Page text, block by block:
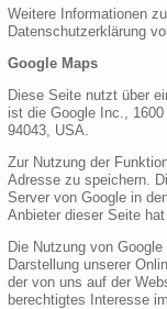
Weitere Informationen
Datenschutzerklärung
Google Maps
Diese Seite nutzt über
ist die Google Inc.,
94043, USA.
Zur Nutzung der
Adresse zu speichern.
Server von Google in
Anbieter dieser Seite
Die Nutzung von
Darstellung unserer
der von uns auf der
berechtigtes Interesse